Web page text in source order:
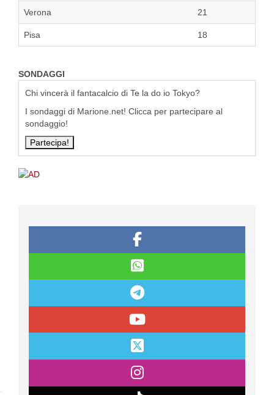
Verona 21
Pisa 18
SONDAGGI
Chi vincerà il fantacalcio di Te la do io Tokyo?
I sondaggi di Marione.net! Clicca per partecipare al
sondaggio!